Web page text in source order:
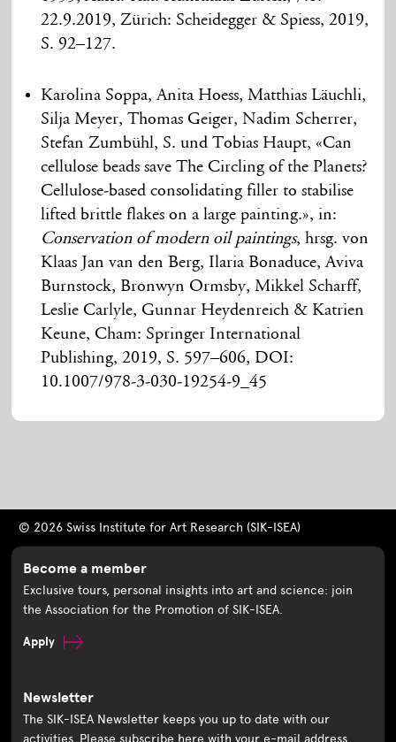
22.9.2019, Zürich: Scheidegger & Spiess, 2019,
S. 92–127.
Karolina Soppa, Anita Hoess, Matthias Läuchli,
Silja Meyer, Thomas Geiger, Nadim Scherrer,
Stefan Zumbühl, S. und Tobias Haupt, «Can
cellulose beads save The Circling of the Planets?
Cellulose-based consolidating filler to stabilise
lifted brittle flakes on a large painting.», in:
Conservation of modern oil paintings, hrsg. von
Klaas Jan van den Berg, Ilaria Bonaduce, Aviva
Burnstock, Bronwyn Ormsby, Mikkel Scharff,
Leslie Carlyle, Gunnar Heydenreich & Katrien
Keune, Cham: Springer International
Publishing, 2019, S. 597–606, DOI:
10.1007/978-3-030-19254-9_45
© 2026 Swiss Institute for Art Research (SIK-ISEA)
Become a member
Exclusive tours, personal insights into art and science: join
the Association for the Promotion of SIK-ISEA.
Apply
Newsletter
The SIK-ISEA Newsletter keeps you up to date with our